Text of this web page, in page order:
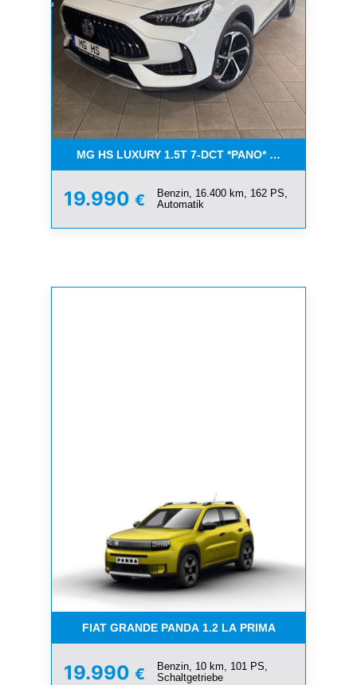
MG HS LUXURY 1.5T 7-DCT *PANO* AUCH IN
19.990 €
Benzin, 16.400 km, 162 PS,
Automatik
FIAT GRANDE PANDA 1.2 LA PRIMA
19.990 €
Benzin, 10 km, 101 PS,
Schaltgetriebe